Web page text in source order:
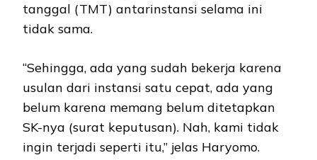
tanggal (TMT) antarinstansi selama ini
tidak sama.
“Sehingga, ada yang sudah bekerja karena
usulan dari instansi satu cepat, ada yang
belum karena memang belum ditetapkan
SK-nya (surat keputusan). Nah, kami tidak
ingin terjadi seperti itu,” jelas Haryomo.